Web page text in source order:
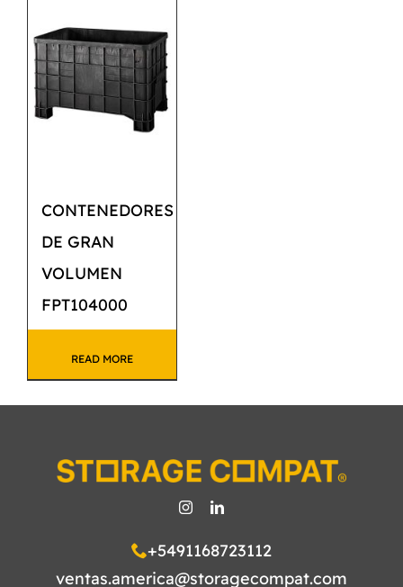
CONTACTO
CONTENEDORES
DE GRAN
VOLUMEN
FPT104000
READ MORE
+5491168723112
ventas.america@storagecompat.com